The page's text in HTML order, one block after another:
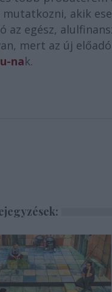
mutatkozni, akik
az egész,
mert az új
nak.